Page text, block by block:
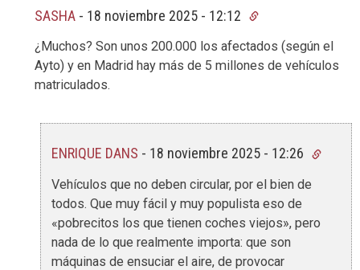
SASHA - 18 noviembre 2025 - 12:12
¿Muchos? Son unos 200.000 los afectados (según el
Ayto) y en Madrid hay más de 5 millones de vehículos
matriculados.
ENRIQUE DANS - 18 noviembre 2025 - 12:26
Vehículos que no deben circular, por el bien de
todos. Que muy fácil y muy populista eso de
«pobrecitos los que tienen coches viejos», pero
nada de lo que realmente importa: que son
máquinas de ensuciar el aire, de provocar